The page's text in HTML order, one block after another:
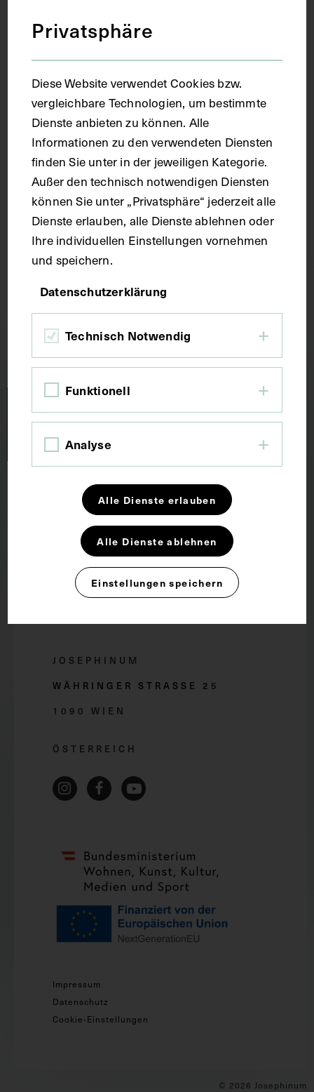
van Rijn angefertigten Gemäldes Die
Anatomie des Dr. Tulp
HARMENSZOON VAN RIJN REMBRANDTUM 1900
Forschung und Lehre
Dauerausstellung
Wachsmodelle
Presse
JOSEPHINUM
WÄHRINGER STRASSE 2 5
1090 WIEN
ÖSTERREICH
Impressum
Datenschutz
Cookie-Einstellungen
© 2026 Josephinum
Privatsphäre
Diese Website verwendet Cookies bzw.
vergleichbare Technologien, um bestimmte
Dienste anbieten zu können. Alle
Informationen zu den verwendeten Diensten
finden Sie unter in der jeweiligen Kategorie.
Außer den technisch notwendigen Diensten
können Sie unter „Privatsphäre“ jederzeit alle
Dienste erlauben, alle Dienste ablehnen oder
Ihre individuellen Einstellungen vornehmen
und speichern.
Datenschutzerklärung
Technisch Notwendig
Funktionell
Analyse
Alle Dienste erlauben
Alle Dienste ablehnen
Einstellungen speichern